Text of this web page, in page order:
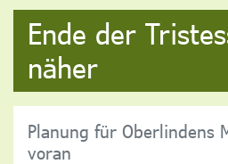
Ende der
näher
Planung für Oberlindens
voran